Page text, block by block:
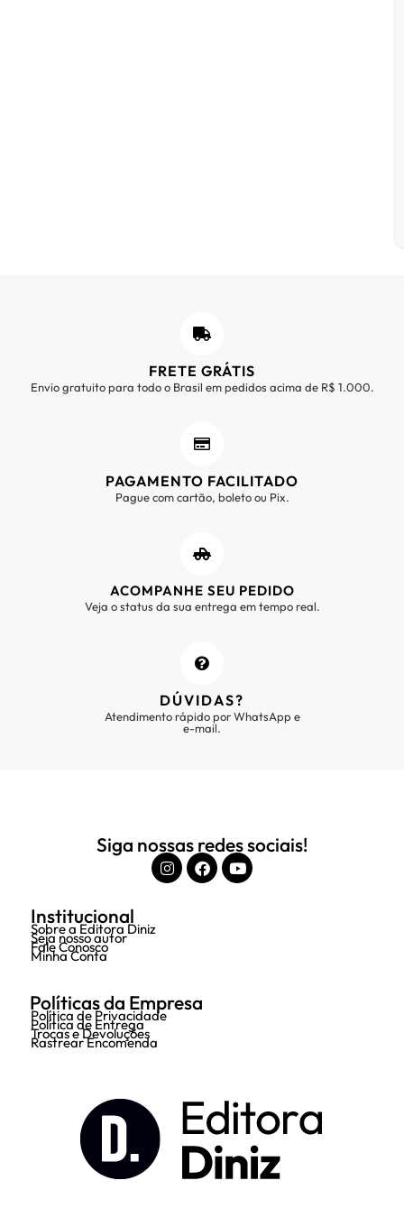
FRETE GRÁTIS
Envio gratuito para todo o Brasil em pedidos acima de R$ 1.000.
PAGAMENTO FACILITADO
Pague com cartão, boleto ou Pix.
ACOMPANHE SEU PEDIDO
Veja o status da sua entrega em tempo real.
DÚVIDAS?
Atendimento rápido por WhatsApp e
e-mail.
Siga nossas redes sociais!
Institucional
Sobre a Editora Diniz
Seja nosso autor
Fale Conosco
Minha Conta
Políticas da Empresa
Política de Privacidade
Política de Entrega
Trocas e Devoluções
Rastrear Encomenda